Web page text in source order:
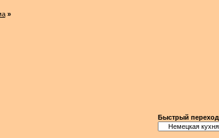
»
Быстрый переход